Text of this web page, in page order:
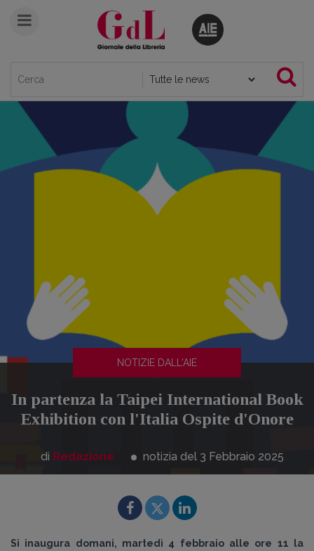
NOTIZIE DALL'AIE
In partenza la Taipei International Book
Exhibition con l'Italia Ospite d'Onore
di Redazione notizia del 3 Febbraio 2025
Si inaugura domani, martedì 4 febbraio alle ore 11 la